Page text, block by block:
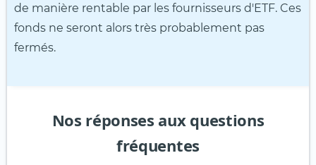
de manière rentable par les fournisseurs d'ETF. Ces
fonds ne seront alors très probablement pas
fermés.
Nos réponses aux questions
fréquentes